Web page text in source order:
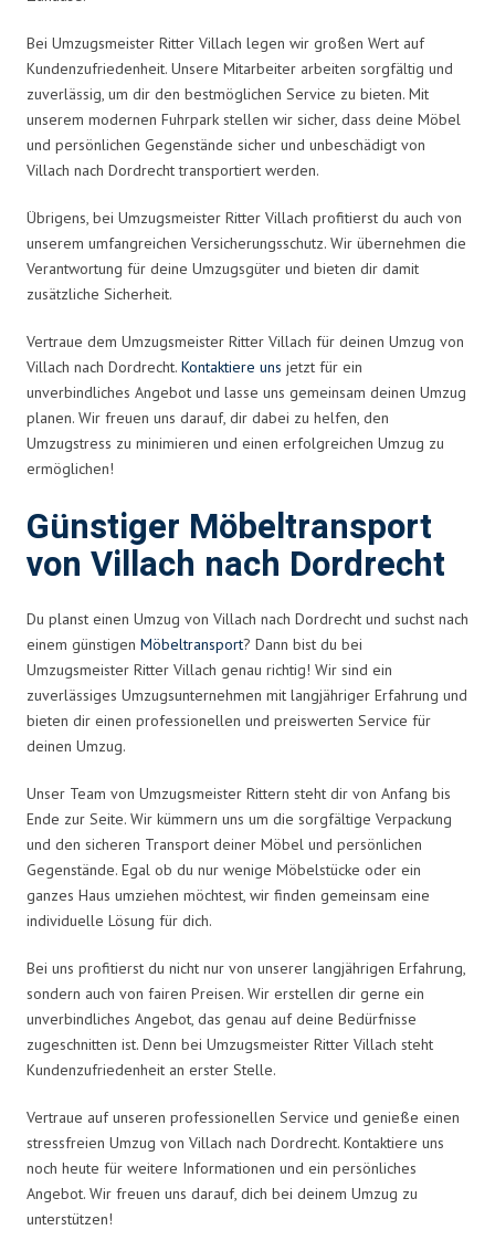
Bei Umzugsmeister Ritter Villach legen wir großen Wert auf
Kundenzufriedenheit. Unsere Mitarbeiter arbeiten sorgfältig und
zuverlässig, um dir den bestmöglichen Service zu bieten. Mit
unserem modernen Fuhrpark stellen wir sicher, dass deine Möbel
und persönlichen Gegenstände sicher und unbeschädigt von
Villach nach Dordrecht transportiert werden.
Übrigens, bei Umzugsmeister Ritter Villach profitierst du auch von
unserem umfangreichen Versicherungsschutz. Wir übernehmen die
Verantwortung für deine Umzugsgüter und bieten dir damit
zusätzliche Sicherheit.
Vertraue dem Umzugsmeister Ritter Villach für deinen Umzug von
Villach nach Dordrecht. Kontaktiere uns jetzt für ein
unverbindliches Angebot und lasse uns gemeinsam deinen Umzug
planen. Wir freuen uns darauf, dir dabei zu helfen, den
Umzugstress zu minimieren und einen erfolgreichen Umzug zu
ermöglichen!
Günstiger Möbeltransport
von Villach nach Dordrecht
Du planst einen Umzug von Villach nach Dordrecht und suchst nach
einem günstigen Möbeltransport? Dann bist du bei
Umzugsmeister Ritter Villach genau richtig! Wir sind ein
zuverlässiges Umzugsunternehmen mit langjähriger Erfahrung und
bieten dir einen professionellen und preiswerten Service für
deinen Umzug.
Unser Team von Umzugsmeister Rittern steht dir von Anfang bis
Ende zur Seite. Wir kümmern uns um die sorgfältige Verpackung
und den sicheren Transport deiner Möbel und persönlichen
Gegenstände. Egal ob du nur wenige Möbelstücke oder ein
ganzes Haus umziehen möchtest, wir finden gemeinsam eine
individuelle Lösung für dich.
Bei uns profitierst du nicht nur von unserer langjährigen Erfahrung,
sondern auch von fairen Preisen. Wir erstellen dir gerne ein
unverbindliches Angebot, das genau auf deine Bedürfnisse
zugeschnitten ist. Denn bei Umzugsmeister Ritter Villach steht
Kundenzufriedenheit an erster Stelle.
Vertraue auf unseren professionellen Service und genieße einen
stressfreien Umzug von Villach nach Dordrecht. Kontaktiere uns
noch heute für weitere Informationen und ein persönliches
Angebot. Wir freuen uns darauf, dich bei deinem Umzug zu
unterstützen!